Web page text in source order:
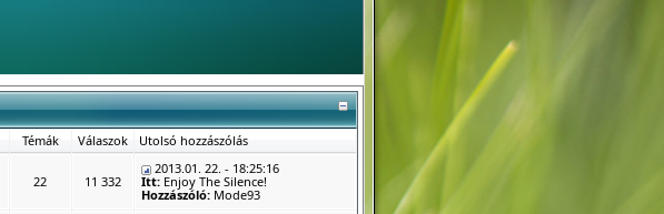
Témák Válaszok
Utolsó hozzászólás
22 11 332
2013.01. 22. - 18:25:16
Itt: Enjoy The Silence!
Hozzászóló: Mode93